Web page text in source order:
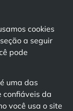
cookies
a seguir
pode
uma das
confiáveis da
você usa o site